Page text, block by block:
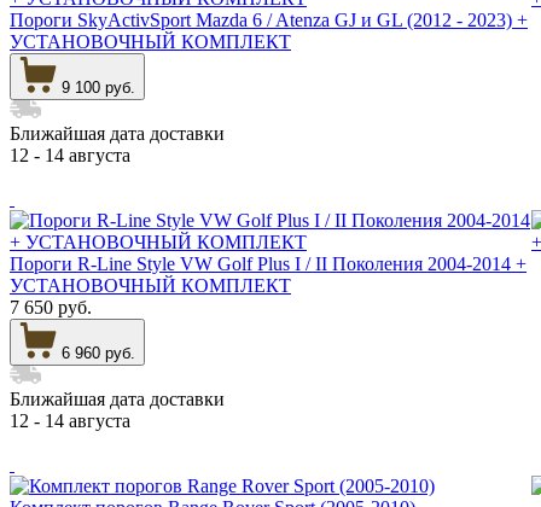
Пороги SkyActivSport Mazda 6 / Atenza GJ и GL (2012 - 2023) +
УСТАНОВОЧНЫЙ КОМПЛЕКТ
9 100 руб.
Ближайшая дата доставки
12 - 14 августа
Пороги R-Line Style VW Golf Plus I / II Поколения 2004-2014 +
УСТАНОВОЧНЫЙ КОМПЛЕКТ
7 650 руб.
6 960 руб.
Ближайшая дата доставки
12 - 14 августа